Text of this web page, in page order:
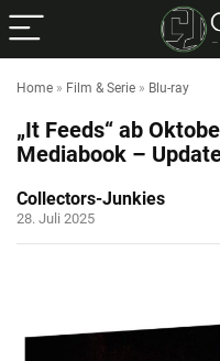
Home » Film & Serie » Blu-ray
„It Feeds“ ab
Mediabook –
Collectors-Junkies
28. Juli 2025